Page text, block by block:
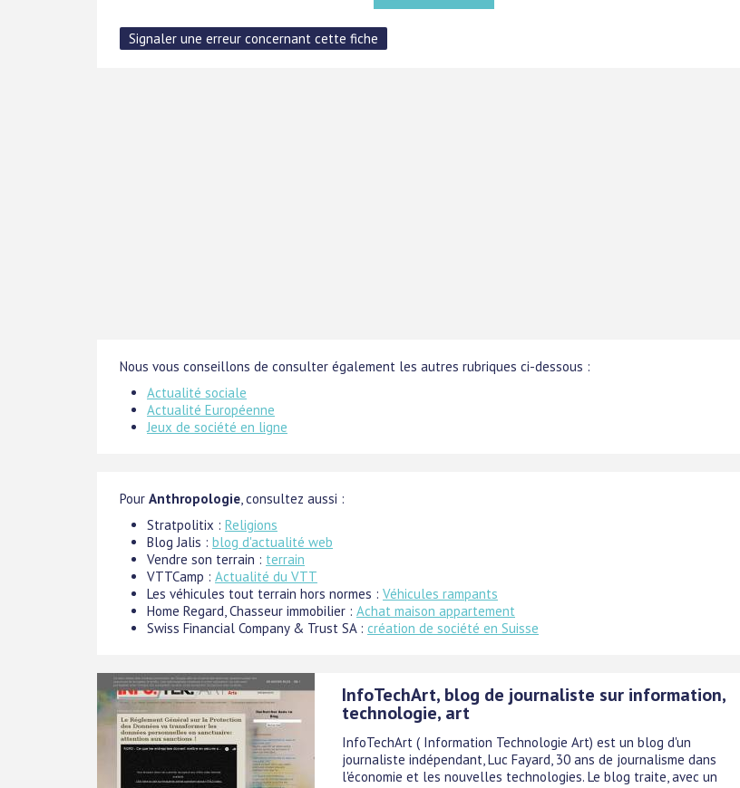
Nous vous conseillons de consulter également les autres rubriques ci-dessous :
Actualité sociale
Actualité Européenne
Jeux de société en ligne
Pour Anthropologie, consultez aussi :
Stratpolitix : Religions
Blog Jalis : blog d'actualité web
Vendre son terrain : terrain
VTTCamp : Actualité du VTT
Les véhicules tout terrain hors normes : Véhicules rampants
Home Regard, Chasseur immobilier : Achat maison appartement
Swiss Financial Company & Trust SA : création de société en Suisse
InfoTechArt, blog de journaliste sur information,
technologie, art
InfoTechArt ( Information Technologie Art) est un blog d'un
journaliste indépendant, Luc Fayard, 30 ans de journalisme dans
l'économie et les nouvelles technologies. Le blog traite, avec un